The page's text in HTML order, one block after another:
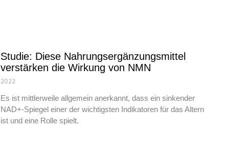
Studie: Diese Nahrungsergänzungsmittel
verstärken die Wirkung von NMN
2022
Es ist mittlerweile allgemein anerkannt, dass ein sinkender
NAD+-Spiegel einer der wichtigsten Indikatoren für das Altern
ist und eine Rolle spielt.